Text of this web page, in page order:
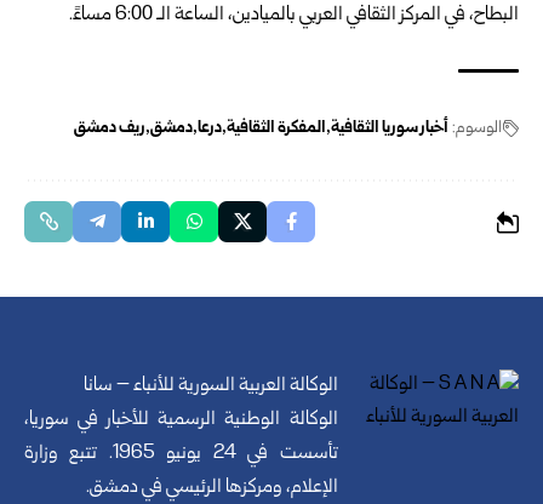
البطاح، في المركز الثقافي العربي بالميادين، الساعة الـ 6:00 مساءً.
الوسوم:أخبار سوريا الثقافية المفكرة الثقافية درعا دمشق ريف دمشق
الوكالة العربية السورية للأنباء – سانا
الوكالة الوطنية الرسمية للأخبار في سوريا،
تأسست في 24 يونيو 1965. تتبع وزارة
الإعلام، ومركزها الرئيسي في دمشق.